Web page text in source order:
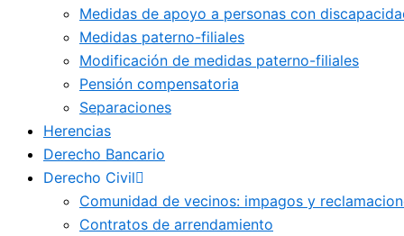
Medidas de apoyo a personas con
Medidas paterno-filiales
Modificación de medidas paterno-filiales
Pensión compensatoria
Separaciones
Herencias
Derecho Bancario
Derecho Civil
Comunidad de vecinos: impagos y
Contratos de arrendamiento